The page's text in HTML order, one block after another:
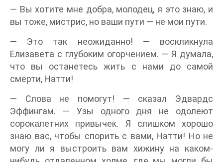
— Вы хотите мне добра, молодец, я это знаю, и
вы тоже, мистрис, но ваши пути — не мои пути.
— Это так неожиданно! — воскликнула
Елизавета с глубоким огорчением. — Я думала,
что вы останетесь жить с нами до самой
смерти, Натти!
— Слова не помогут! — сказал Эдвардс
Эффингам. — Узы одного дня не одолеют
сорокалетних привычек. Я слишком хорошо
знаю вас, чтобы спорить с вами, Натти! Но не
могу ли я выстроить вам хижину на каком-